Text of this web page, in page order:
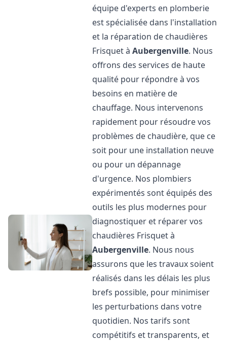
équipe d'experts en plomberie
est spécialisée dans l'installation
et la réparation de chaudières
Frisquet àAubergenville. Nous
offrons des services de haute
qualité pour répondre à vos
besoins en matière de
chauffage. Nous intervenons
rapidement pour résoudre vos
problèmes de chaudière, que ce
soit pour une installation neuve
ou pour un dépannage
d'urgence. Nos plombiers
expérimentés sont équipés des
outils les plus modernes pour
diagnostiquer et réparer vos
chaudières Frisquet à
Aubergenville. Nous nous
assurons que les travaux soient
réalisés dans les délais les plus
brefs possible, pour minimiser
les perturbations dans votre
quotidien. Nos tarifs sont
compétitifs et transparents, et